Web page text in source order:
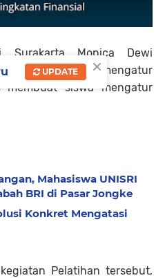
Surakarta Monica Dewi
pelatihan mengatur
membuat siswa mengatur
Mahasiswa UNISRI
BRI di Pasar Jongke
Konkret Mengatasi
Pelatihan tersebut,
×
UPDATE